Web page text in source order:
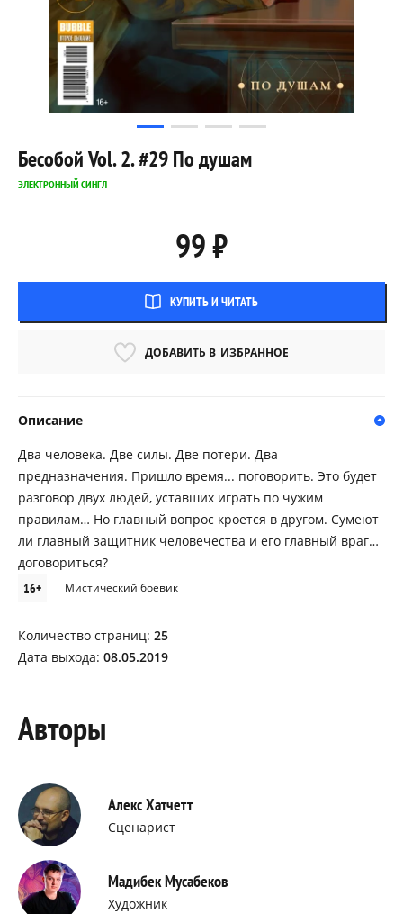
Бесобой Vol. 2. #29 По душам
ЭЛЕКТРОННЫЙ СИНГЛ
99 ₽
КУПИТЬ И ЧИТАТЬ
ДОБАВИТЬ В ИЗБРАННОЕ
Описание
Два человека. Две силы. Две потери. Два
предназначения. Пришло время... поговорить. Это будет
разговор двух людей, уставших играть по чужим
правилам… Но главный вопрос кроется в другом. Сумеют
ли главный защитник человечества и его главный враг…
договориться?
16+ Мистический боевик
Количество страниц: 25
Дата выхода: 08.05.2019
Авторы
Алекс Хатчетт
Сценарист
Мадибек Мусабеков
Художник